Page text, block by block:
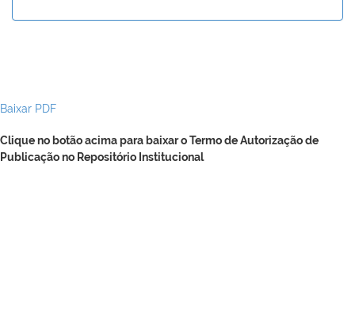
Baixar PDF
Clique no botão acima para baixar o Termo de Autorização de
Publicação no Repositório Institucional